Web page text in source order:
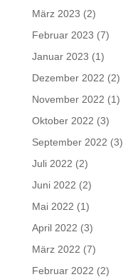
März 2023 (2)
Februar 2023 (7)
Januar 2023 (1)
Dezember 2022 (2)
November 2022 (1)
Oktober 2022 (3)
September 2022 (3)
Juli 2022 (2)
Juni 2022 (2)
Mai 2022 (1)
April 2022 (3)
März 2022 (7)
Februar 2022 (2)